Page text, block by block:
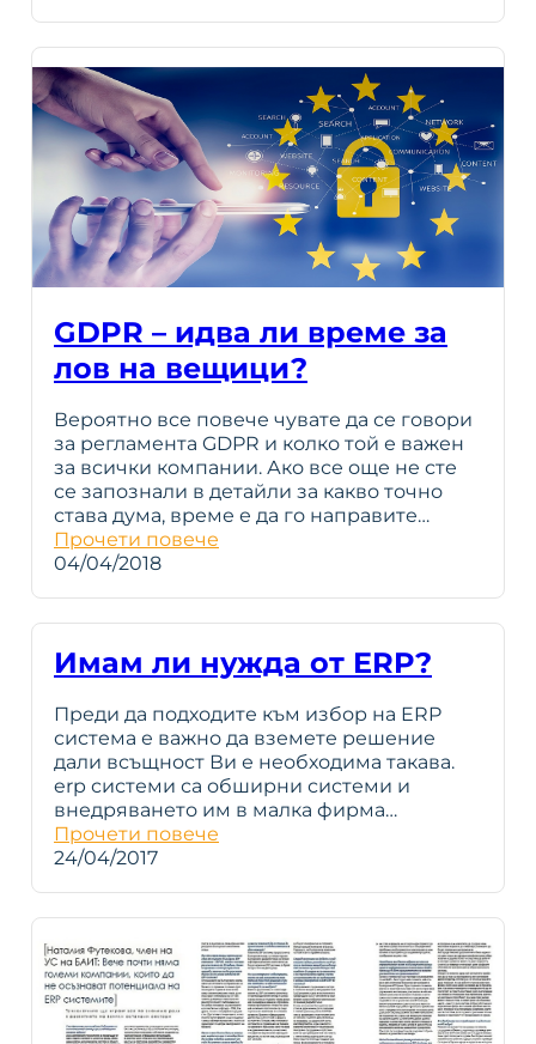
GDPR – идва ли време за
лов на вещици?
Вероятно все повече чувате да се говори
за регламента GDPR и колко той е важен
за всички компании. Ако все още не сте
се запознали в детайли за какво точно
става дума, време е да го направите…
Прочети повече
04/04/2018
Имам ли нужда от ERP?
Преди да подходите към избор на ERP
система е важно да вземете решение
дали всъщност Ви е необходима такава.
erp системи са обширни системи и
внедряването им в малка фирма…
Прочети повече
24/04/2017